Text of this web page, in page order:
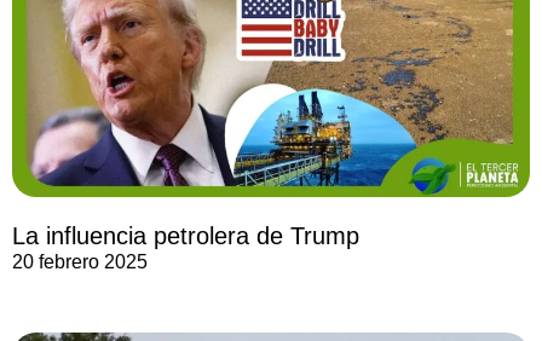
La influencia petrolera de Trump
20 febrero 2025